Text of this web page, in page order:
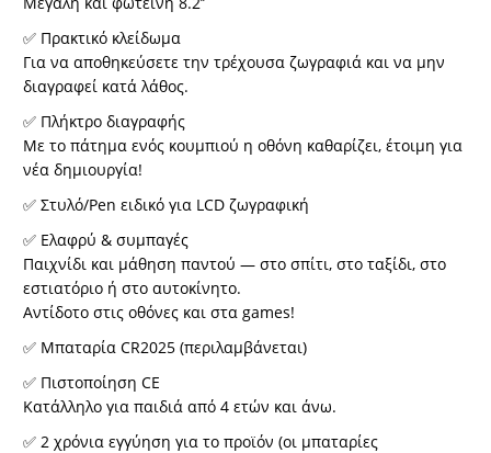
✅ Πρακτικό κλείδωμα
Για να αποθηκεύσετε την τρέχουσα ζωγραφιά και να μην
διαγραφεί κατά λάθος.
✅ Πλήκτρο διαγραφής
Με το πάτημα ενός κουμπιού η οθόνη καθαρίζει, έτοιμη για
νέα δημιουργία!
✅ Στυλό/Pen ειδικό για LCD ζωγραφική
✅ Ελαφρύ & συμπαγές
Παιχνίδι και μάθηση παντού — στο σπίτι, στο ταξίδι, στο
εστιατόριο ή στο αυτοκίνητο.
Αντίδοτο στις οθόνες και στα games!
✅ Μπαταρία CR2025 (περιλαμβάνεται)
✅ Πιστοποίηση CE
Κατάλληλο για παιδιά από 4 ετών και άνω.
✅ 2 χρόνια εγγύηση για το προϊόν (οι μπαταρίες